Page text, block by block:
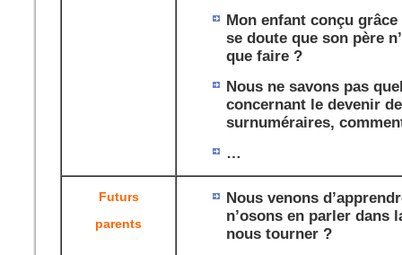
Mon enfant conçu
se doute que son père
que faire ?
Nous ne savons pas
concernant le devenir
surnuméraires,
…
Futurs
parents
Nous venons
n’osons en parler dans
nous tourner ?